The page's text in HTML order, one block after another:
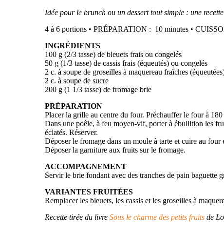
Idée pour le brunch ou un dessert tout simple : une
4 à 6 portions • PRÉPARATION : 10 minutes •
INGRÉDIENTS
100 g (2/3 tasse) de bleuets frais ou congelés
50 g (1/3 tasse) de cassis frais (équeutés) ou congelés
2 c. à soupe de groseilles à maquereau fraîches
2 c. à soupe de sucre
200 g (1 1/3 tasse) de fromage brie
PRÉPARATION
Placer la grille au centre du four. Préchauffer le four à 180
Dans une poêle, à feu moyen-vif, porter à ébullition les
éclatés. Réserver.
Déposer le fromage dans un moule à tarte et cuire au
Déposer la garniture aux fruits sur le fromage.
ACCOMPAGNEMENT
Servir le brie fondant avec des tranches de pain baguette
VARIANTES FRUITÉES
Remplacer les bleuets, les cassis et les groseilles à
Recette tirée du livre Sous le charme des petits fruits de